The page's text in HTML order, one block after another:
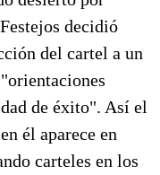
decidió
del cartel a un
de éxito". Así el
él aparece en
carteles en los